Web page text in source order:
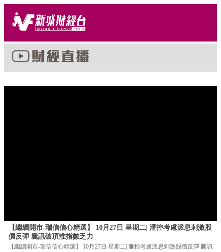
【繼續開市-瑞信信心精選】 10月27日 星期二| 滙控考慮派息刺激股
價反彈 騰訊破頂惟指數乏力
【繼續開市-瑞信信心精選】 10月27日 星期二| 滙控考慮派息刺激股價反彈 騰訊